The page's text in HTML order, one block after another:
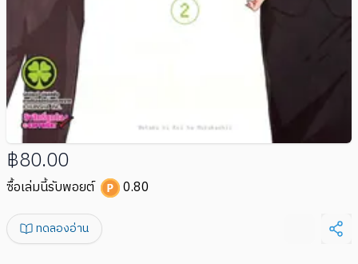
฿80.00
ซื้อเล่มนี้รับพอยต์ 0.80
ทดลองอ่าน